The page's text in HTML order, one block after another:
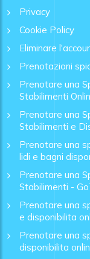
Privacy
Cookie Policy
Eliminare
Prenotazioni
Prenotare una
Stabilimenti
Prenotare una
Stabilimenti e
Prenotare una
lidi e bagni
Prenotare una
Stabilimenti -
Prenotare una
e disponibilita
Prenotare una
disponibilita